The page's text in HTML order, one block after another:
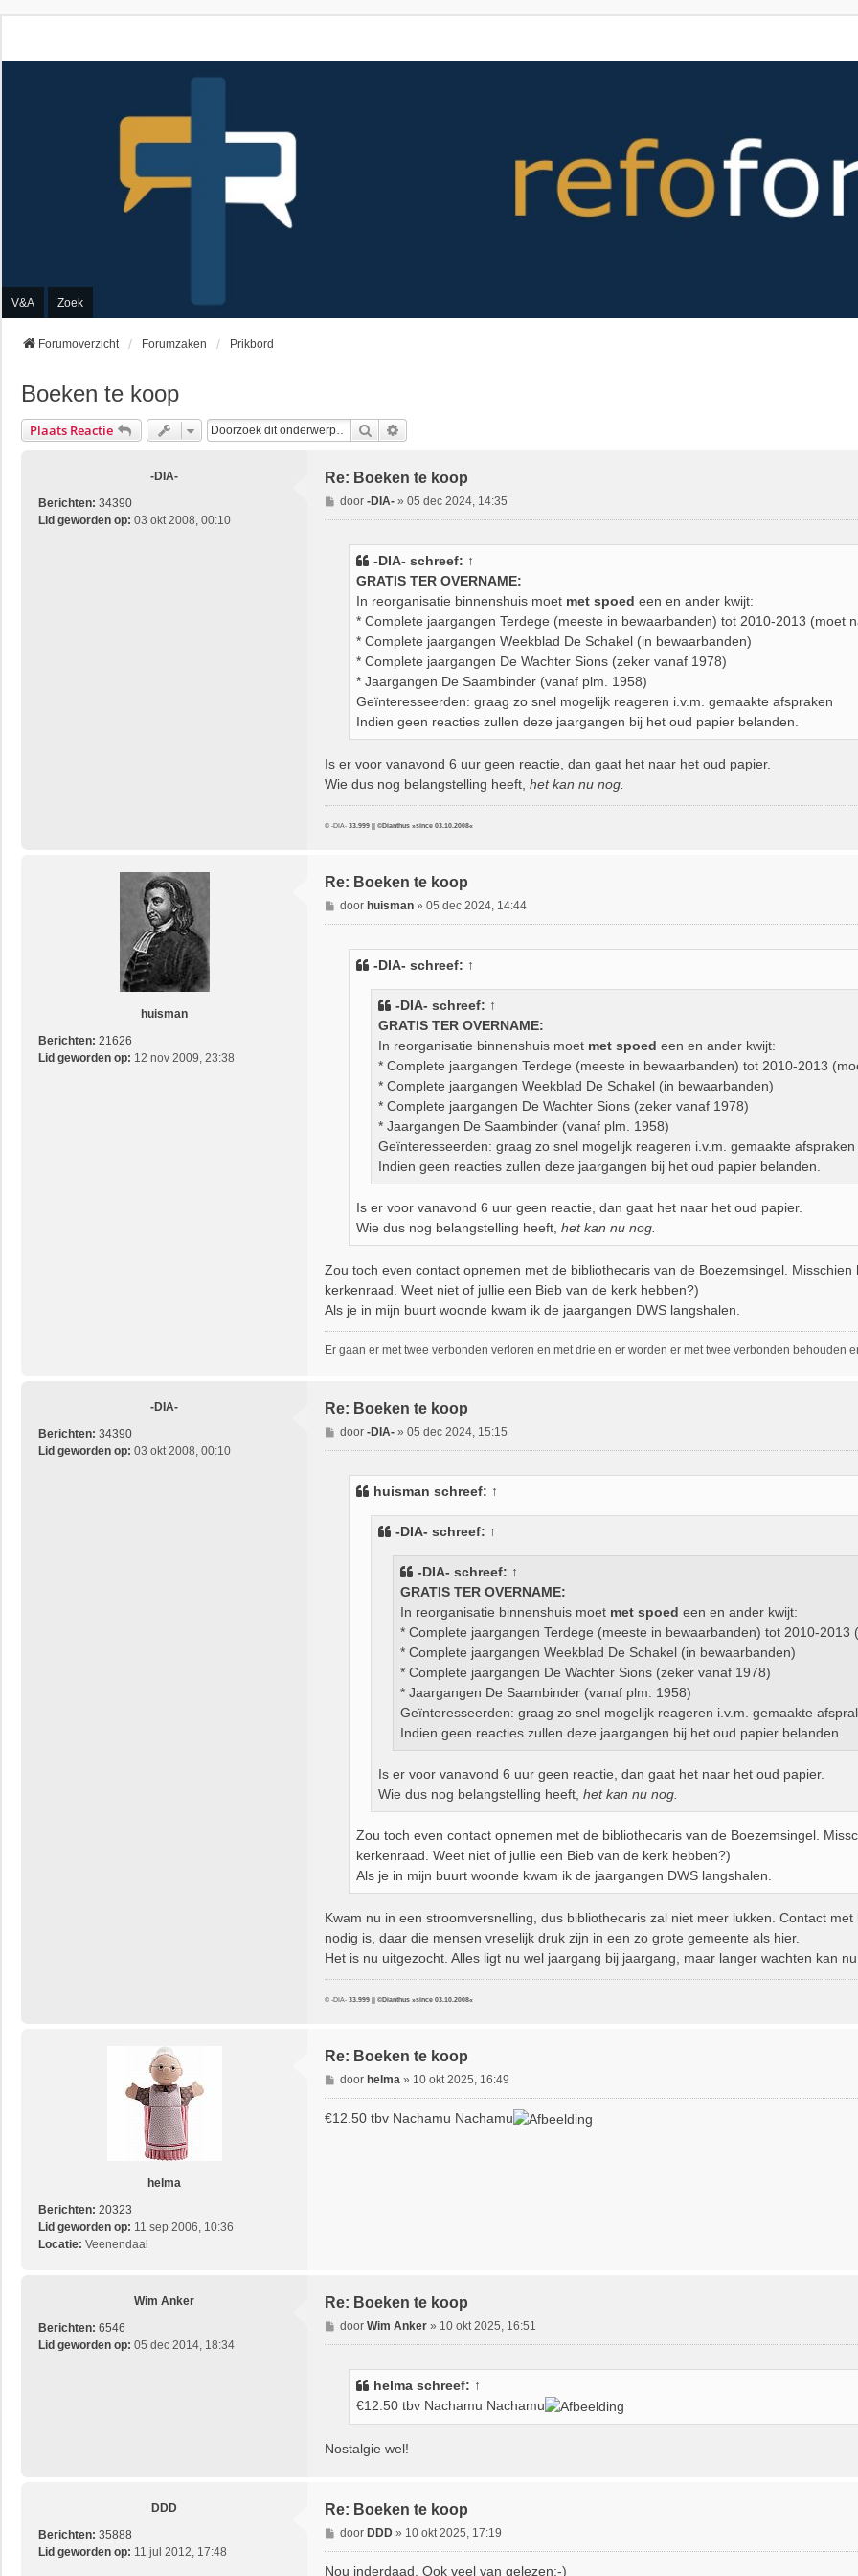
V&A Zoek
Forumoverzicht Forumzaken Prikbord
Boeken te koop
Plaats Reactie Zoek
-DIA-
Berichten: 34390
Lid geworden op: 03 okt 2008, 00:10
Re: Boeken te koop
B
e
door -DIA-» 05 dec 2024, 14:35
-DIA- schreef: ↑
GRATIS TER OVERNAME:
In reorganisatie binnenshuis moet met spoed een en ander kwijt:
* Complete jaargangen Terdege (meeste in bewaarbanden) tot 2010-2013 (moet
* Complete jaargangen Weekblad De Schakel (in bewaarbanden)
* Complete jaargangen De Wachter Sions (zeker vanaf 1978)
* Jaargangen De Saambinder (vanaf plm. 1958)
Geïnteresseerden: graag zo snel mogelijk reageren i.v.m. gemaakte afspraken
Indien geen reacties zullen deze jaargangen bij het oud papier belanden.
Is er voor vanavond 6 uur geen reactie, dan gaat het naar het oud papier.
Wie dus nog belangstelling heeft, het kan nu nog.
© -DIA- 33.999 || ©Dianthus »since 03.10.2008«
huisman
Berichten: 21626
Lid geworden op: 12 nov 2009, 23:38
Re: Boeken te koop
B
e
door huisman» 05 dec 2024, 14:44
-DIA- schreef: ↑
-DIA- schreef: ↑
GRATIS TER OVERNAME:
In reorganisatie binnenshuis moet met spoed een en ander kwijt:
* Complete jaargangen Terdege (meeste in bewaarbanden) tot 2010-2013
* Complete jaargangen Weekblad De Schakel (in bewaarbanden)
* Complete jaargangen De Wachter Sions (zeker vanaf 1978)
* Jaargangen De Saambinder (vanaf plm. 1958)
Geïnteresseerden: graag zo snel mogelijk reageren i.v.m. gemaakte afspraken
Indien geen reacties zullen deze jaargangen bij het oud papier belanden.
Is er voor vanavond 6 uur geen reactie, dan gaat het naar het oud papier.
Wie dus nog belangstelling heeft, het kan nu nog.
Zou toch even contact opnemen met de bibliothecaris van de Boezemsingel.
kerkenraad. Weet niet of jullie een Bieb van de kerk hebben?)
Als je in mijn buurt woonde kwam ik de jaargangen DWS langshalen.
Er gaan er met twee verbonden verloren en met drie en er worden er met twee verbonden behouden
-DIA-
Berichten: 34390
Lid geworden op: 03 okt 2008, 00:10
Re: Boeken te koop
B
e
door -DIA-» 05 dec 2024, 15:15
huisman schreef: ↑
-DIA- schreef: ↑
-DIA- schreef: ↑
GRATIS TER OVERNAME:
In reorganisatie binnenshuis moet met spoed een en ander kwijt:
* Complete jaargangen Terdege (meeste in bewaarbanden) tot 2010-2013
* Complete jaargangen Weekblad De Schakel (in bewaarbanden)
* Complete jaargangen De Wachter Sions (zeker vanaf 1978)
* Jaargangen De Saambinder (vanaf plm. 1958)
Geïnteresseerden: graag zo snel mogelijk reageren i.v.m. gemaakte
Indien geen reacties zullen deze jaargangen bij het oud papier belanden.
Is er voor vanavond 6 uur geen reactie, dan gaat het naar het oud papier.
Wie dus nog belangstelling heeft, het kan nu nog.
Zou toch even contact opnemen met de bibliothecaris van de Boezemsingel.
kerkenraad. Weet niet of jullie een Bieb van de kerk hebben?)
Als je in mijn buurt woonde kwam ik de jaargangen DWS langshalen.
Kwam nu in een stroomversnelling, dus bibliothecaris zal niet meer lukken. Contact
nodig is, daar die mensen vreselijk druk zijn in een zo grote gemeente als hier.
Het is nu uitgezocht. Alles ligt nu wel jaargang bij jaargang, maar langer wachten kan
© -DIA- 33.999 || ©Dianthus »since 03.10.2008«
helma
Berichten: 20323
Lid geworden op: 11 sep 2006, 10:36
Locatie: Veenendaal
Re: Boeken te koop
B
e
r
door helma » 10 okt 2025, 16:49
€12.50 tbv Nachamu Nachamu
Wim Anker
Berichten: 6546
Lid geworden op: 05 dec 2014, 18:34
Re: Boeken te koop
B
e
door Wim Anker» 10 okt 2025, 16:51
helma schreef: ↑
€12.50 tbv Nachamu Nachamu
Nostalgie wel!
DDD
Berichten: 35888
Lid geworden op: 11 jul 2012, 17:48
Re: Boeken te koop
B
e
door DDD» 10 okt 2025, 17:19
Nou inderdaad. Ook veel van gelezen;-)